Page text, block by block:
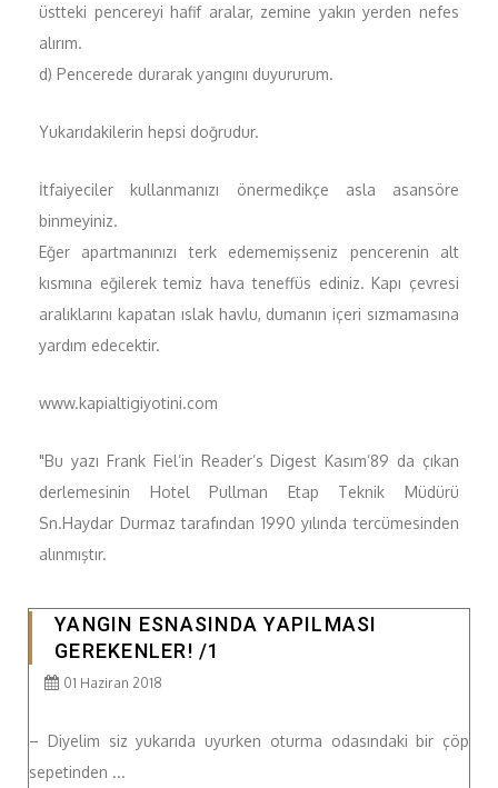
üstteki pencereyi hafif aralar, zemine yakın yerden nefes
alırım.
d) Pencerede durarak yangını duyururum.
Yukarıdakilerin hepsi doğrudur.
İtfaiyeciler kullanmanızı önermedikçe asla asansöre
binmeyiniz.
Eğer apartmanınızı terk edememişseniz pencerenin alt
kısmına eğilerek temiz hava teneffüs ediniz. Kapı çevresi
aralıklarını kapatan ıslak havlu, dumanın içeri sızmamasına
yardım edecektir.
www.kapialtigiyotini.com
"Bu yazı Frank Fiel’in Reader’s Digest Kasım’89 da çıkan
derlemesinin Hotel Pullman Etap Teknik Müdürü
Sn.Haydar Durmaz tarafından 1990 yılında tercümesinden
alınmıştır.
YANGIN ESNASINDA YAPILMASI
GEREKENLER! /1
01 Haziran 2018
– Diyelim siz yukarıda uyurken oturma odasındaki bir çöp
sepetinden ...